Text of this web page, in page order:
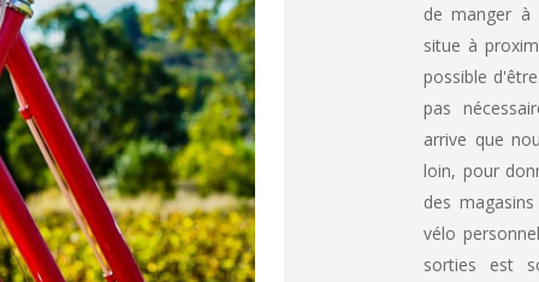
de manger à
situe à
possible
pas
arrive que
loin, pour
des
vélo
sorties est